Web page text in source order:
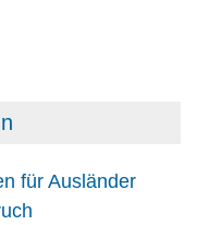
für Ausländer